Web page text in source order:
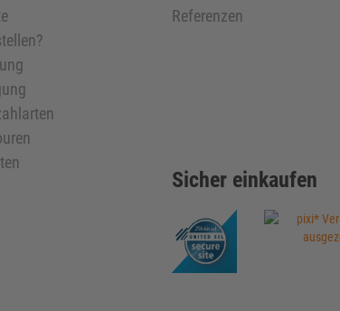
Referenzen
Sicher einkaufen